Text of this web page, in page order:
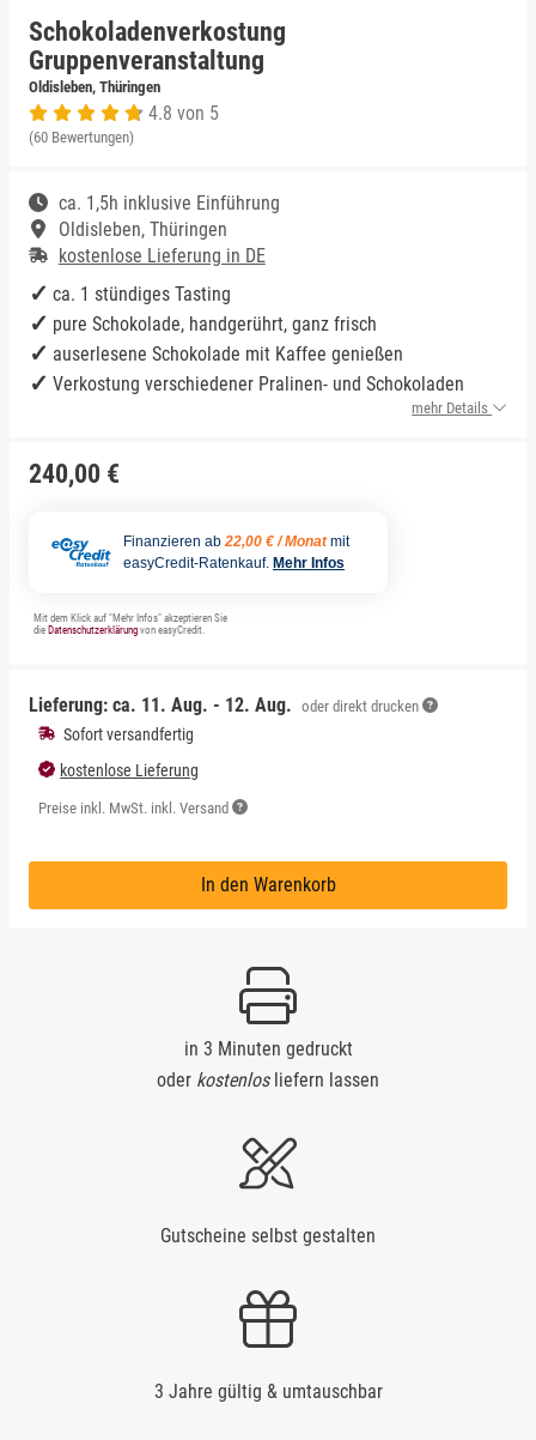
Schokoladenverkostung
Gruppenveranstaltung
Oldisleben, Thüringen
4.8 von 5
(60 Bewertungen)
ca. 1,5h inklusive Einführung
Oldisleben, Thüringen
kostenlose Lieferung in DE
ca. 1 stündiges Tasting
pure Schokolade, handgerührt, ganz frisch
auserlesene Schokolade mit Kaffee genießen
Verkostung verschiedener Pralinen- und Schokoladen
mehr Details
240,00 €
Finanzieren ab 22,00 € / Monat mit
easyCredit-Ratenkauf. Mehr Infos
Mit dem Klick auf "Mehr Infos" akzeptieren Sie
die Datenschutzerklärung von easyCredit.
Lieferung: ca. 11. Aug. - 12. Aug. oder direkt drucken
Sofort versandfertig
kostenlose Lieferung
Preise inkl. MwSt. inkl. Versand
In den Warenkorb
in 3 Minuten gedruckt
oder kostenlosliefern lassen
Gutscheine selbst gestalten
3 Jahre gültig & umtauschbar
Niedersachsen
NRW
Saarland
Sachsen
Sachsen-Anhalt
Thüringen
Düsseldorf
Erfurt
Freiburg im Breisgau
Greiz
Hamburg
Lehrte bei Hannover
Leipzig
Paderborn
Würzburg